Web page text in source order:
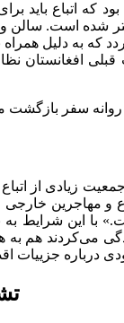
اتباع باید برای
شده است.
که به دلیل
افغانستان
زیادی از
مهاجرین خارجی
با این شرایط
شدت پیدا کند و اردوگاه‌های بازگشت که در